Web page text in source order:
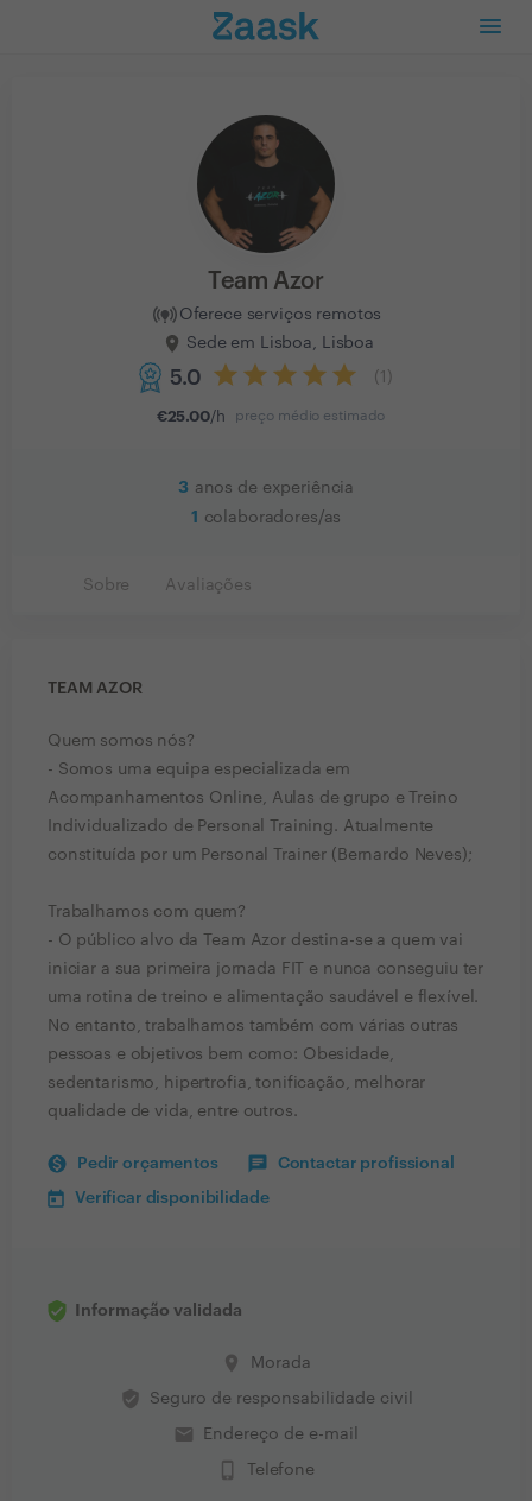
Team Azor
Oferece serviços remotos
Sede em Lisboa, Lisboa
5.0 1
€25.00/h preço médio estimado
3 anos de experiência
1
colaboradores/as
Sobre Avaliações
TEAM AZOR
Quem somos nós?
- Somos uma equipa especializada em
Acompanhamentos Online, Aulas de grupo e Treino
Individualizado de Personal Training. Atualmente
constituída por um Personal Trainer (Bernardo Neves);
Trabalhamos com quem?
- O público alvo da Team Azor destina-se a quem vai
iniciar a sua primeira jornada FIT e nunca conseguiu ter
uma rotina de treino e alimentação saudável e flexível.
No entanto, trabalhamos também com várias outras
pessoas e objetivos bem como: Obesidade,
sedentarismo, hipertrofia, tonificação, melhorar
qualidade de vida, entre outros.
Pedir orçamentos Contactar profissional
Verificar disponibilidade
Informação validada
place Morada
verified_user Seguro de responsabilidade civil
email Endereço de e-mail
phone_iphone Telefone